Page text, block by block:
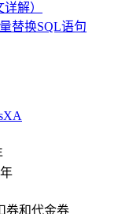
解）
替换SQL语句
券和代金券